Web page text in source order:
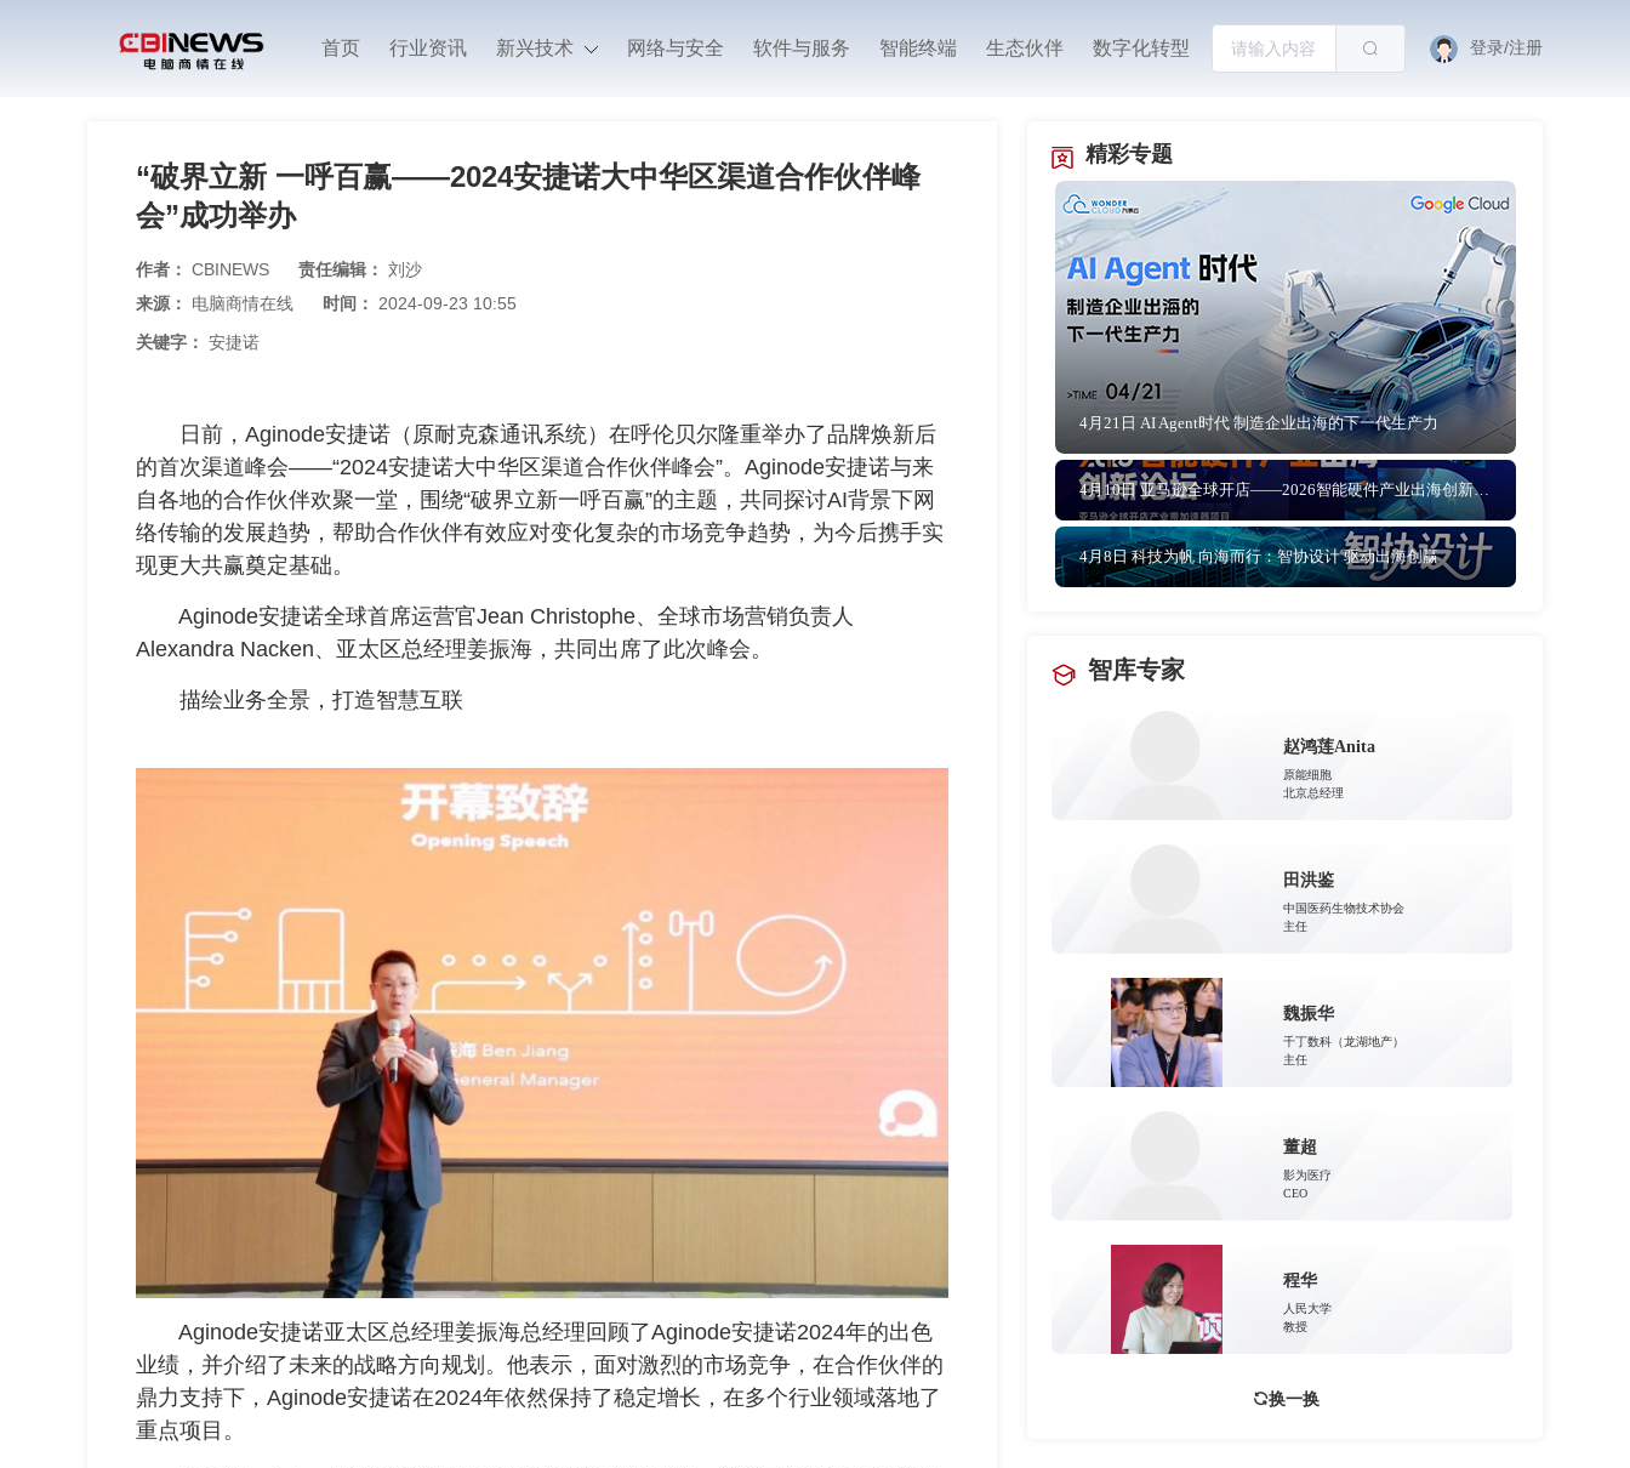
首页 行业资讯 新兴技术 网络与安全 软件与服务 智能终端 生态伙伴 数字化转型 登录/注册
“破界立新 一呼百赢——2024安捷诺大中华区渠道合作伙伴峰
会”成功举办
作者： CBINEWS 责任编辑： 刘沙
来源： 电脑商情在线 时间： 2024-09-23 10:55
关键字： 安捷诺
日前，Aginode安捷诺（原耐克森通讯系统）在呼伦贝尔隆重举办了品牌焕新后
的首次渠道峰会——“2024安捷诺大中华区渠道合作伙伴峰会”。Aginode安捷诺与来
自各地的合作伙伴欢聚一堂，围绕“破界立新一呼百赢”的主题，共同探讨AI背景下网
络传输的发展趋势，帮助合作伙伴有效应对变化复杂的市场竞争趋势，为今后携手实
现更大共赢奠定基础。
Aginode安捷诺全球首席运营官Jean Christophe、全球市场营销负责人
Alexandra Nacken、亚太区总经理姜振海，共同出席了此次峰会。
描绘业务全景，打造智慧互联
Aginode安捷诺亚太区总经理姜振海总经理回顾了Aginode安捷诺2024年的出色
业绩，并介绍了未来的战略方向规划。他表示，面对激烈的市场竞争，在合作伙伴的
鼎力支持下，Aginode安捷诺在2024年依然保持了稳定增长，在多个行业领域落地了
重点项目。
精彩专题
4月21日 AI Agent时代 制造企业出海的下一代生产力
4月10日 亚马逊全球开店——2026智能硬件产业出海创新论坛
4月8日 科技为帆 向海而行：智协设计 驱动出海创赢
智库专家
赵鸿莲Anita
原能细胞
北京总经理
田洪鉴
中国医药生物技术协会
主任
魏振华
千丁数科（龙湖地产）
主任
董超
影为医疗
CEO
程华
人民大学
教授
换一换